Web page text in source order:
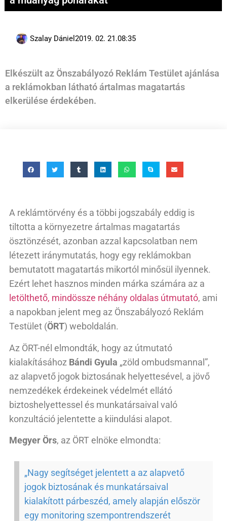
Szalay Dániel 2019. 02. 21.08:35
Elkészült az Önszabályozó Reklám Testület ajánlása
a reklámokban látható ártalmas magatartás
elkerülése érdekében.
A reklámtörvény és a többi jogszabály eddig is
tiltotta a környezetre ártalmas magatartás
ösztönzését, azonban azzal kapcsolatban nem
létezett iránymutatás, hogy egy reklámokban
bemutatott magatartás mikortól minősül ilyennek.
Ezért lehet hasznos minden márka számára az a
letölthető, mindössze néhány oldalas útmutató, ami
a napokban jelent meg az Önszabályozó Reklám
Testület (ÖRT) weboldalán.
Az ÖRT-nél elmondták, hogy az útmutató
kialakításához Bándi Gyula „zöld ombudsmannal”,
az alapvető jogok biztosának helyettesével, a jövő
nemzedékek érdekeinek védelmét ellátó
biztoshelyettessel és munkatársaival való
konzultáció jelentette a kiindulási alapot.
Megyer Örs, az ÖRT elnöke elmondta:
„Nagy segítséget jelentett a az alapvető
jogok biztosának és munkatársaival
kialakított párbeszéd, amely alapján először
egy monitoring szempontrendszerét